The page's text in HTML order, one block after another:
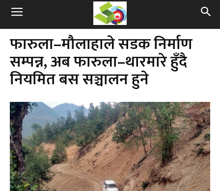
फारुला–मौलाहाले सडक निर्माण
सम्पन्न, अब फारुला–थारमारे हुँदै
नियमित बस सञ्चालन हुने